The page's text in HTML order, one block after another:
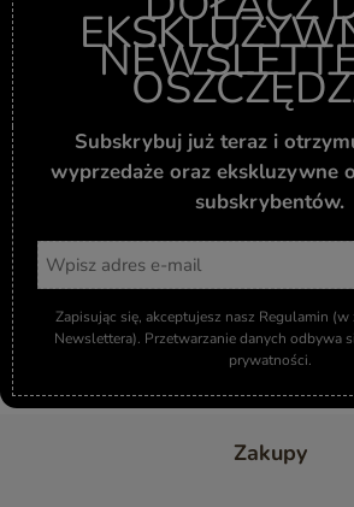
Subskrybuj już teraz i
wyprzedaże oraz ekskluzywne
subskrybentów.
Zapisując się, akceptujesz nasz Regulamin (w
Newslettera). Przetwarzanie danych odbywa
prywatności.
Zakupy